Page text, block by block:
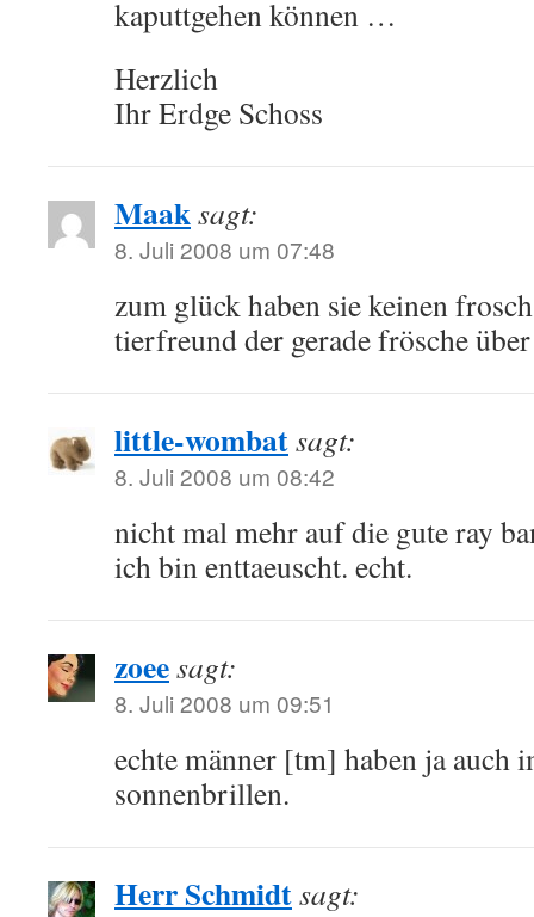
kaputtgehen können …
Herzlich
Ihr Erdge Schoss
Maaksagt:
8. Juli 2008 um 07:48
zum glück haben sie keinen
tierfreund der gerade frösche
little-wombatsagt:
8. Juli 2008 um 08:42
nicht mal mehr auf die gute ray
ich bin enttaeuscht. echt.
zoeesagt:
8. Juli 2008 um 09:51
echte männer [tm] haben ja auch
sonnenbrillen.
Herr Schmidtsagt: